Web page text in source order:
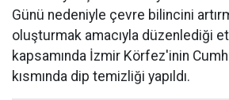
Günü nedeniyle çevre bilincini
oluşturmak amacıyla düzenlediği
kapsamında İzmir Körfez'inin
kısmında dip temizliği yapıldı.